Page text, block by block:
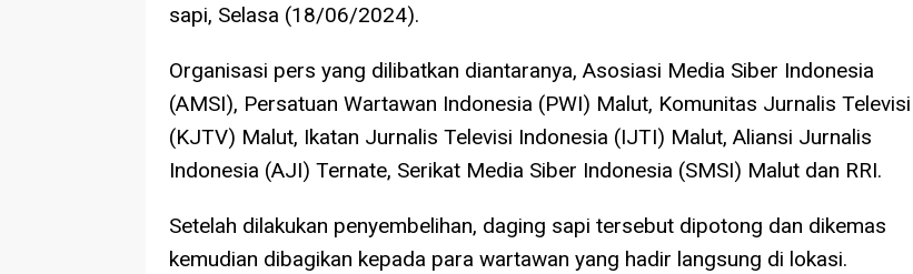
sapi, Selasa (18/06/2024).
Organisasi pers yang dilibatkan diantaranya, Asosiasi Media Siber Indonesia
(AMSI), Persatuan Wartawan Indonesia (PWI) Malut, Komunitas Jurnalis Televisi
(KJTV) Malut, Ikatan Jurnalis Televisi Indonesia (IJTI) Malut, Aliansi Jurnalis
Indonesia (AJI) Ternate, Serikat Media Siber Indonesia (SMSI) Malut dan RRI.
Setelah dilakukan penyembelihan, daging sapi tersebut dipotong dan dikemas
kemudian dibagikan kepada para wartawan yang hadir langsung di lokasi.